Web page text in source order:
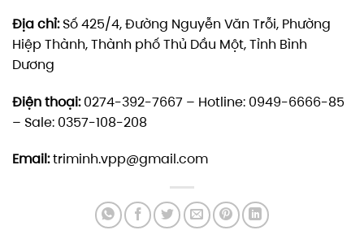
Địa chỉ:Số 425/4, Đường Nguyễn Văn Trỗi, Phường
Hiệp Thành, Thành phố Thủ Dầu Một, Tỉnh Bình
Dương
Điện thoại:0274-392-7667 – Hotline: 0949-6666-85
– Sale: 0357-108-208
Email:triminh.vpp@gmail.com